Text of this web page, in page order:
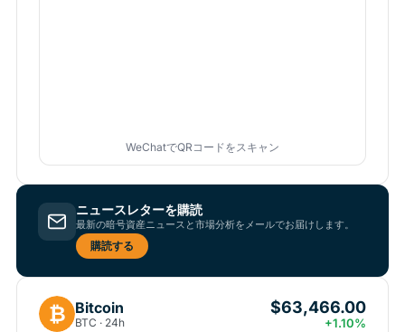
WeChatでQRコードをスキャン
ニュースレターを購読
最新の暗号資産ニュースと市場分析をメールでお届けします。
購読する
₿ Bitcoin
BTC · 24h
$63,466.00
+1.10%